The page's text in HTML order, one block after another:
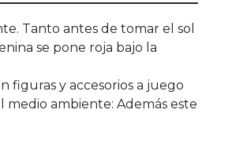
Tanto antes de tomar el sol
se pone roja bajo la
figuras y accesorios a juego
ambiente: Además este